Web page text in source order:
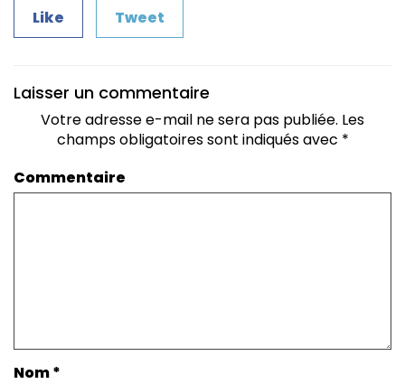
Like Tweet
Laisser un commentaire
Votre adresse e-mail ne sera pas publiée. Les
champs obligatoires sont indiqués avec *
Commentaire
Nom*